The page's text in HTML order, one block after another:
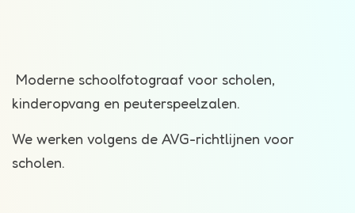
Moderne schoolfotograaf voor scholen,
kinderopvang en peuterspeelzalen.
We werken volgens de AVG-richtlijnen voor
scholen.